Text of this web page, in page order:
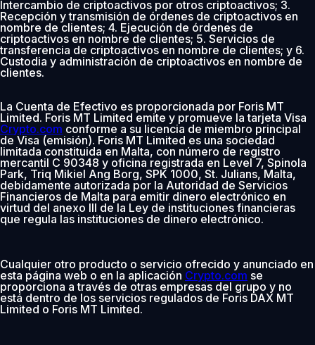
Intercambio de criptoactivos por otros criptoactivos; 3.
Recepción y transmisión de órdenes de criptoactivos en
nombre de clientes; 4. Ejecución de órdenes de
criptoactivos en nombre de clientes; 5. Servicios de
transferencia de criptoactivos en nombre de clientes; y 6.
Custodia y administración de criptoactivos en nombre de
clientes.
La Cuenta de Efectivo es proporcionada por Foris MT
Limited. Foris MT Limited emite y promueve la tarjeta Visa
Crypto.com conforme a su licencia de miembro principal
de Visa (emisión). Foris MT Limited es una sociedad
limitada constituida en Malta, con número de registro
mercantil C 90348 y oficina registrada en Level 7, Spinola
Park, Triq Mikiel Ang Borg, SPK 1000, St. Julians, Malta,
debidamente autorizada por la Autoridad de Servicios
Financieros de Malta para emitir dinero electrónico en
virtud del anexo III de la Ley de instituciones financieras
que regula las instituciones de dinero electrónico.
Cualquier otro producto o servicio ofrecido y anunciado en
esta página web o en la aplicación Crypto.com se
proporciona a través de otras empresas del grupo y no
está dentro de los servicios regulados de Foris DAX MT
Limited o Foris MT Limited.